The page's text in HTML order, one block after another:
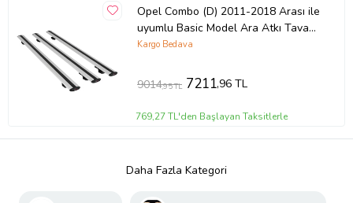
Opel Combo (D) 2011-2018 Arası ile
uyumlu Basic Model Ara Atkı Tavan
Barı GRİ 3 ADET
Kargo Bedava
9014,95 TL 7211,96 TL
769,27 TL'den Başlayan Taksitlerle
Daha Fazla Kategori